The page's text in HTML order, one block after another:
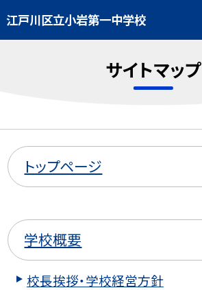
江戸川区立小岩第一中学校
サイトマップ
トップページ
学校概要
校長挨拶・学校経営方針